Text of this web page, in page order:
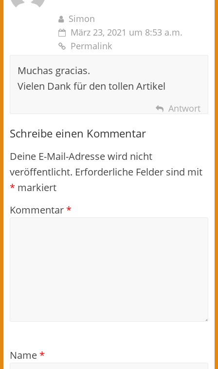
Simon
März 23, 2021 um 8:53 a.m.
Permalink
Muchas gracias.
Vielen Dank für den tollen Artikel
Antwort
Schreibe einen Kommentar
Deine E-Mail-Adresse wird nicht
veröffentlicht. Erforderliche Felder sind mit
* markiert
Kommentar *
Name *